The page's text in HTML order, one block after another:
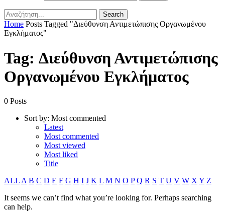
Home Posts Tagged "Διεύθυνση Αντιμετώπισης Οργανωμένου
Εγκλήματος"
Tag: Διεύθυνση Αντιμετώπισης
Οργανωμένου Εγκλήματος
0 Posts
Sort by: Most commented
Latest
Most commented
Most viewed
Most liked
Title
ALL A B C D E F G H I J K L M N O P Q R S T U V W X Y Z
It seems we can’t find what you’re looking for. Perhaps searching
can help.